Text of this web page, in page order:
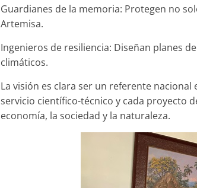
Guardianes de la memoria: Protegen no
Artemisa.
Ingenieros de resiliencia: Diseñan planes
climáticos.
La visión es clara ser un referente
servicio científico-técnico y cada proyecto
economía, la sociedad y la naturaleza.